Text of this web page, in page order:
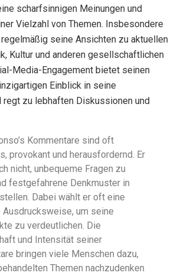
scharfsinnigen Meinungen und
Vielzahl von Themen. Insbesondere
seine Ansichten zu aktuellen
Kultur und anderen gesellschaftlichen
Media-Engagement bietet seinen
Einblick in seine
regt zu lebhaften Diskussionen und
Kommentare sind oft
provokant und herausfordernd. Er
nicht, unbequeme Fragen zu
festgefahrene Denkmuster in
Dabei wählt er oft eine
um seine
zu verdeutlichen. Die
und Intensität seiner
bringen viele Menschen dazu,
Themen nachzudenken